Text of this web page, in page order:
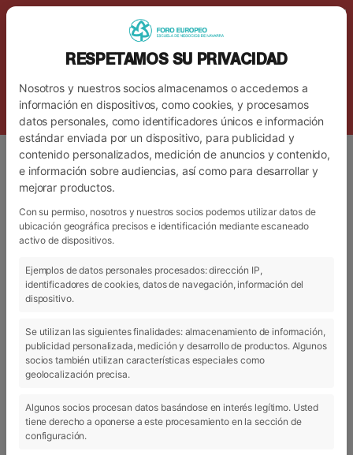
Grados Superiores Formación Profesional.
FORMATO
DURACIÓN DE GRADOS
2 años / 3 años Realización + Producción Audiovisual.
RESPETAMOS SU PRIVACIDAD
Nosotros y nuestros socios almacenamos o accedemos a
información en dispositivos, como cookies, y procesamos
datos personales, como identificadores únicos e información
estándar enviada por un dispositivo, para publicidad y
contenido personalizados, medición de anuncios y contenido,
e información sobre audiencias, así como para desarrollar y
mejorar productos.
Con su permiso, nosotros y nuestros socios podemos utilizar datos de
ubicación geográfica precisos e identificación mediante escaneado
activo de dispositivos.
Ejemplos de datos personales procesados: dirección IP,
identificadores de cookies, datos de navegación, información del
dispositivo.
Se utilizan las siguientes finalidades: almacenamiento de información,
publicidad personalizada, medición y desarrollo de productos. Algunos
socios también utilizan características especiales como
geolocalización precisa.
Algunos socios procesan datos basándose en interés legítimo. Usted
tiene derecho a oponerse a este procesamiento en la sección de
configuración.